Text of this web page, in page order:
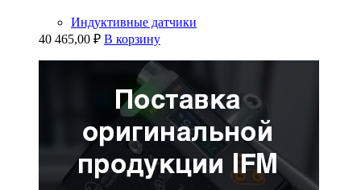
Индуктивные датчики
40 465,00 ₽ В корзину